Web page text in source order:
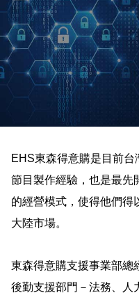
EHS東森得意購是目前台
節目製作經驗，也是最先
的經營模式，使得他們得
大陸市場。
東森得意購支援事業部總
後勤支援部門－法務、人